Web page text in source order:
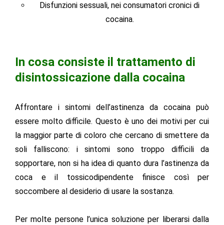
Disfunzioni sessuali, nei consumatori cronici di
cocaina.
In cosa consiste il trattamento di
disintossicazione dalla cocaina
Affrontare i sintomi dell’astinenza da cocaina può
essere molto difficile. Questo è uno dei motivi per cui
la maggior parte di coloro che cercano di smettere da
soli falliscono: i sintomi sono troppo difficili da
sopportare, non si ha idea di quanto dura l’astinenza da
coca e il tossicodipendente finisce così per
soccombere al desiderio di usare la sostanza.
Per molte persone l’unica soluzione per liberarsi dalla